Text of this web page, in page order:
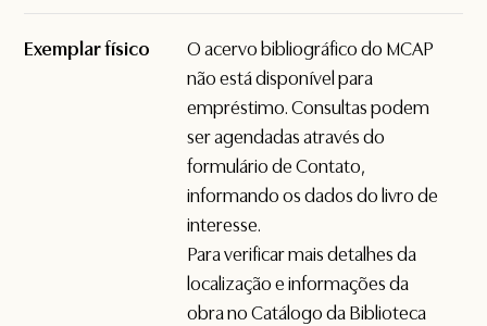
Exemplar físico
O acervo bibliográfico do MCAP
não está disponível para
empréstimo. Consultas podem
ser agendadas através do
formulário deContato,
informando os dados do livro de
interesse.
Para verificar mais detalhes da
localização e informações da
obra no Catálogo da Biblioteca